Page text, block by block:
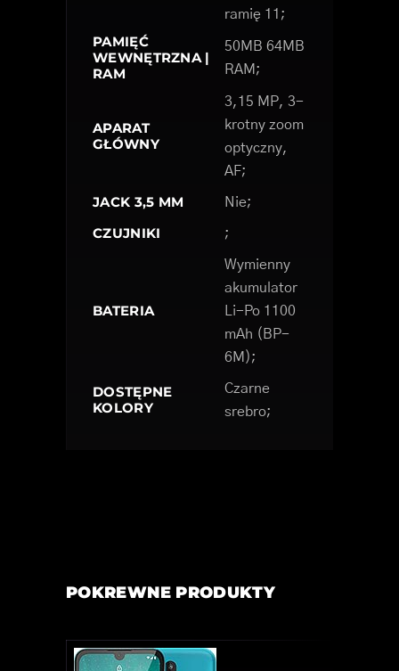
ramię 11;
PAMIĘĆ
WEWNĘTRZNA |
RAM
50MB 64MB
RAM;
APARAT
GŁÓWNY
3,15 MP, 3-
krotny zoom
optyczny,
AF;
JACK 3,5 MM Nie;
CZUJNIKI ;
BATERIA
Wymienny
akumulator
Li-Po 1100
mAh (BP-
6M);
DOSTĘPNE
KOLORY
Czarne
srebro;
POKREWNE PRODUKTY